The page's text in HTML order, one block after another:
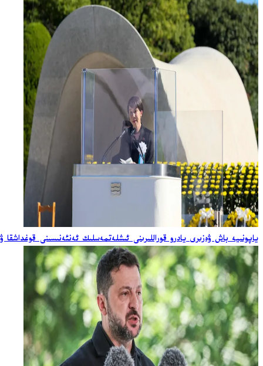
ياپونىيە باش ۋەزىرى يادرو قوراللىرىنى ئىشلەتمەسلىك ئەنئەنىسىنى قوغداشقا